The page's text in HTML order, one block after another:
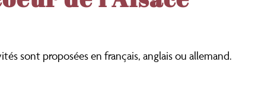
sont proposées en français, anglais ou allemand.